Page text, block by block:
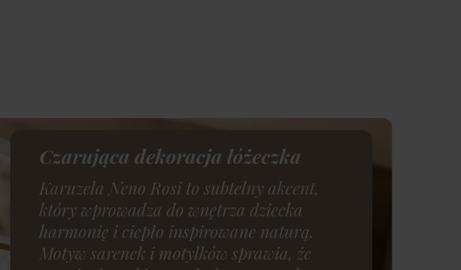
Czarująca dekoracja łóżeczka
Karuzela Neno Rosi to subtelny akcent,
który wprowadza do wnętrza dziecka
harmonię i ciepło inspirowane naturą.
Motyw sarenek i motylków sprawia, że